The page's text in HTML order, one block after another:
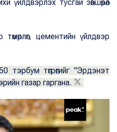
үйлдвэрлэх тусгай зөвшөөрөл
цементийн үйлдвэр
тэрбум төгрөгийг "Эрдэнэт
газар гаргана.